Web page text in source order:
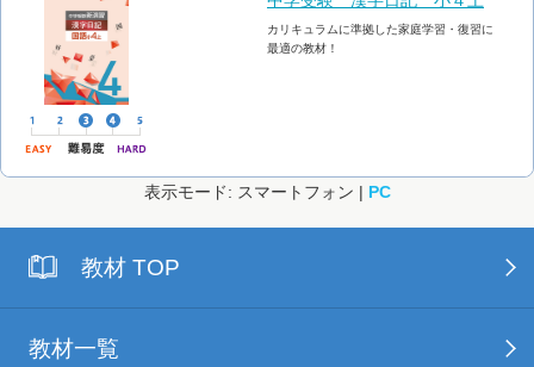
カリキュラムに準拠した家庭学習・復習に
最適の教材！
表示モード: スマートフォン | PC
教材 TOP
教材一覧